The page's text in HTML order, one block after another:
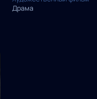
Драма